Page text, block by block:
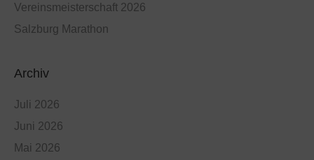
Vereinsmeisterschaft 2026
Salzburg Marathon
Archiv
Juli 2026
Juni 2026
Mai 2026